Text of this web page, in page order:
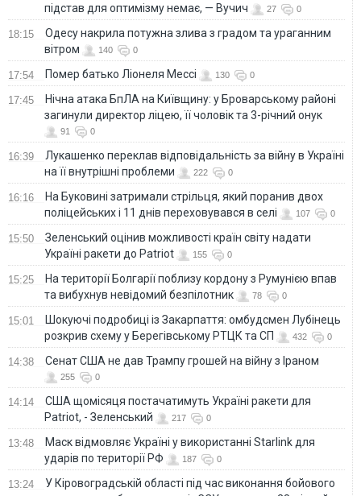
підстав для оптимізму немає, — Вучич
27 0
18:15
Одесу накрила потужна злива з градом та ураганним
вітром
140 0
17:54 Помер батько Ліонеля Мессі 130 0
17:45
Нічна атака БпЛА на Київщину: у Броварському районі
загинули директор ліцею, її чоловік та 3-річний онук
91 0
16:39
Лукашенко переклав відповідальність за війну в Україні
на її внутрішні проблеми
222 0
16:16
На Буковині затримали стрільця, який поранив двох
поліцейських і 11 днів переховувався в селі
107 0
15:50
Зеленський оцінив можливості країн світу надати
Україні ракети до Patriot
155 0
15:25
На території Болгарії поблизу кордону з Румунією впав
та вибухнув невідомий безпілотник
78 0
15:01
Шокуючі подробиці із Закарпаття: омбудсмен Лубінець
розкрив схему у Берегівському РТЦК та СП
432 0
14:38 Сенат США не дав Трампу грошей на війну з Іраном
255 0
14:14
США щомісяця постачатимуть Україні ракети для
Patriot, - Зеленський
217 0
13:48
Маск відмовляє Україні у використанні Starlink для
ударів по території РФ
187 0
13:24
У Кіровоградській області під час виконання бойового